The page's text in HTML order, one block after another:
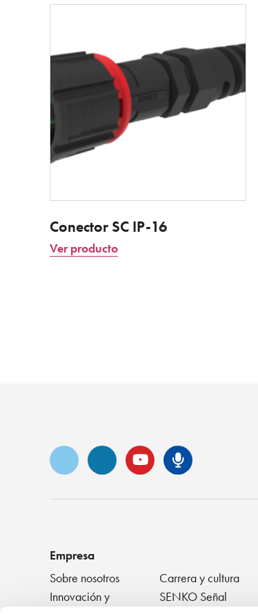
Conector SC IP-16
Ver producto
Vimeo LinkedInYouTubePodcast
Empresa
Sobre nosotros
Carrera y cultura
Innovación y
SENKO Señal